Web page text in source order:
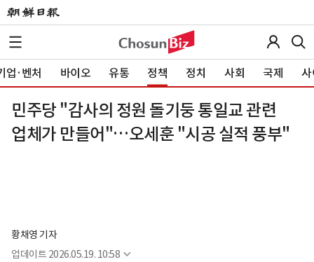
업·벤처 바이오 유통 정책 정치 사회 국제 사
민주당 "감사의 정원 돌기둥 통일교 관련
업체가 만들어"…오세훈 "시공 실적 풍부"
황채영 기자
업데이트 2026.05.19. 10:58